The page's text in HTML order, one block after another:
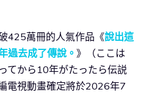
425萬冊的人氣作品《說出這
過去成了傳說。 》（ここは
てから10年がたったら伝説
電視動畫確定將於2026年7